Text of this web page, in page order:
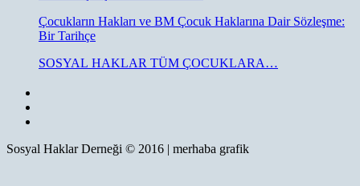
Çocukların Hakları ve BM Çocuk Haklarına Dair Sözleşme:
Bir Tarihçe
SOSYAL HAKLAR TÜM ÇOCUKLARA…
Sosyal Haklar Derneği © 2016 | merhaba grafik